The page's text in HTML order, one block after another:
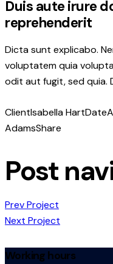
Duis aute irure
reprehenderit
Dicta sunt explicabo.
voluptatem quia
odit aut fugit, sed quia.
ClientIsabella HartDate
AdamsShare
Post
Prev Project
Next Project
Working hours